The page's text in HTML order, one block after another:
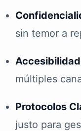
sin temor a
múltiples
Protocolos
justo para